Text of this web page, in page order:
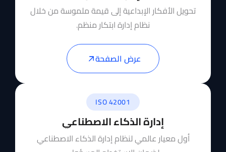
تحويل الأفكار الإبداعية إلى قيمة ملموسة من خلال
نظام إدارة ابتكار منظم.
عرض الصفحة
ISO 42001
إدارة الذكاء الاصطناعي
أول معيار عالمي لنظام إدارة الذكاء الاصطناعي